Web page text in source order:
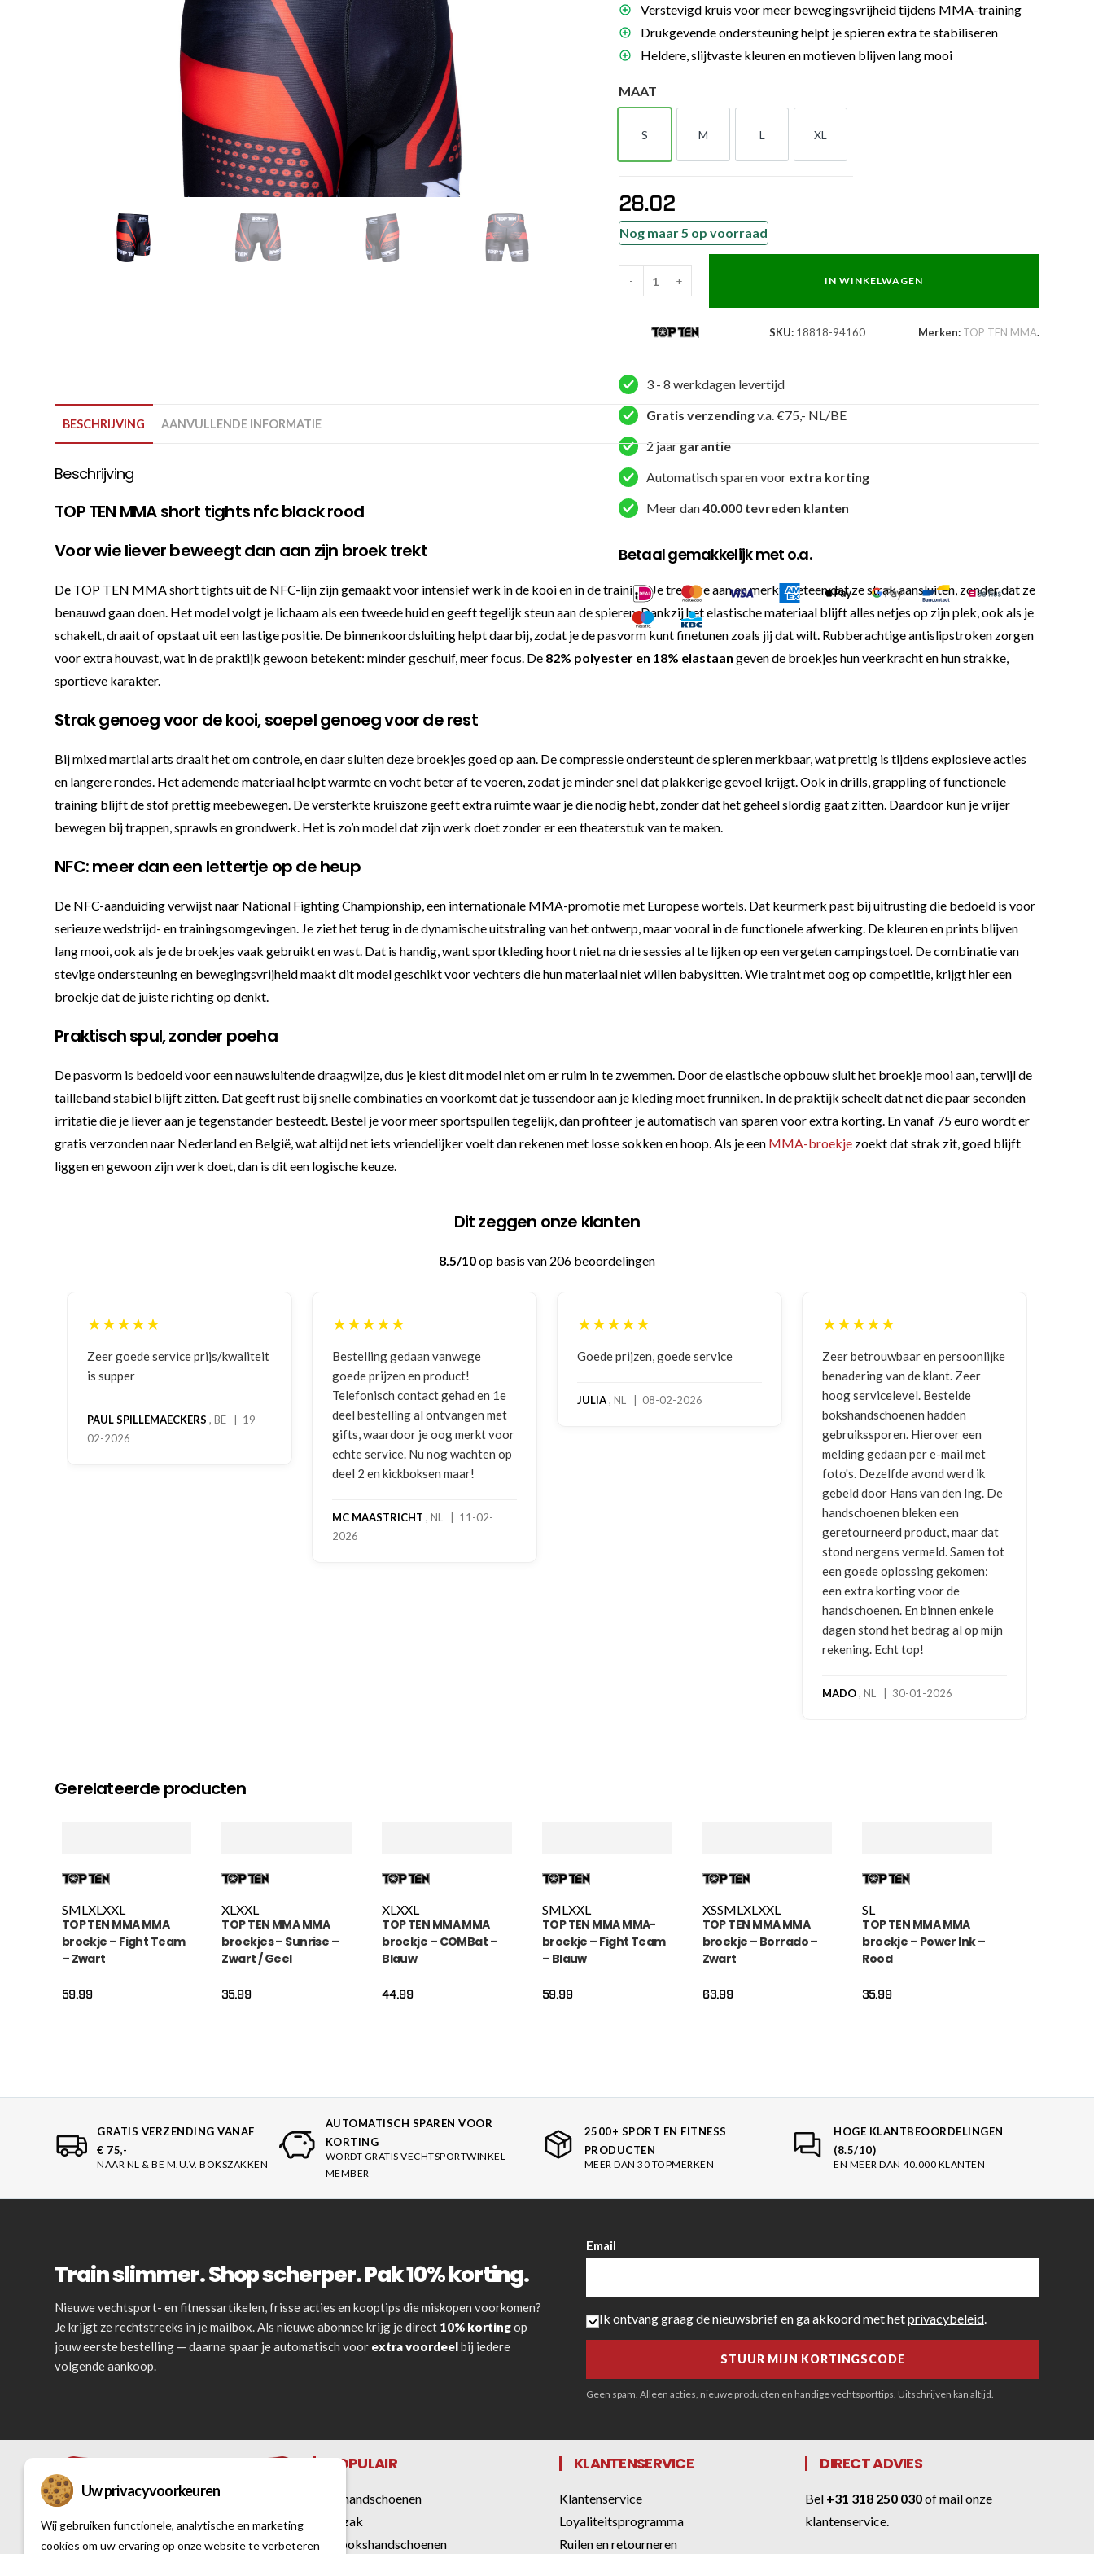
Voor dames
Zakhandschoenen
Trainingsartikelen
Bokszak
Bevestigingsmateriaal
bokszak
Bokspoppen
Stoot- en trapkussens
Verstevigd kruis voor meer bewegingsvrijheid tijdens MMA-training
Drukgevende ondersteuning helpt je spieren extra te stabiliseren
Heldere, slijtvaste kleuren en motieven blijven lang mooi
MAAT
S
S
M
M
L
L
XL
XL
28.02
Nog maar 5 op voorraad
broekjes
-
NFC
Zwart
/
aantal
- + IN WINKELWAGEN
SKU: 18818-94160 Merken: TOP TEN MMA.
3 - 8 werkdagen levertijd
Gratis verzendingv.a. €75,- NL/BE
2 jaar garantie
Automatisch sparen voor extra korting
Meer dan40.000 tevreden klanten
Betaal gemakkelijk met o.a.
BESCHRIJVING AANVULLENDE INFORMATIE
Beschrijving
TOP TEN MMA short tights nfc black rood
Voor wie liever beweegt dan aan zijn broek trekt
De TOP TEN MMA short tights uit de NFC-lijn zijn gemaakt voor intensief werk in de kooi en in de training. Je trekt ze aan en merkt meteen dat ze strak aansluiten, zonder dat ze
benauwd gaan doen. Het model volgt je lichaam als een tweede huid en geeft tegelijk steun aan de spieren. Dankzij het elastische materiaal blijft alles netjes op zijn plek, ook als je
schakelt, draait of opstaat uit een lastige positie. De binnenkoordsluiting helpt daarbij, zodat je de pasvorm kunt finetunen zoals jij dat wilt. Rubberachtige antislipstroken zorgen
voor extra houvast, wat in de praktijk gewoon betekent: minder geschuif, meer focus. De 82% polyester en 18% elastaan geven de broekjes hun veerkracht en hun strakke,
sportieve karakter.
Strak genoeg voor de kooi, soepel genoeg voor de rest
Bij mixed martial arts draait het om controle, en daar sluiten deze broekjes goed op aan. De compressie ondersteunt de spieren merkbaar, wat prettig is tijdens explosieve acties
en langere rondes. Het ademende materiaal helpt warmte en vocht beter af te voeren, zodat je minder snel dat plakkerige gevoel krijgt. Ook in drills, grappling of functionele
training blijft de stof prettig meebewegen. De versterkte kruiszone geeft extra ruimte waar je die nodig hebt, zonder dat het geheel slordig gaat zitten. Daardoor kun je vrijer
bewegen bij trappen, sprawls en grondwerk. Het is zo’n model dat zijn werk doet zonder er een theaterstuk van te maken.
NFC: meer dan een lettertje op de heup
De NFC-aanduiding verwijst naar National Fighting Championship, een internationale MMA-promotie met Europese wortels. Dat keurmerk past bij uitrusting die bedoeld is voor
serieuze wedstrijd- en trainingsomgevingen. Je ziet het terug in de dynamische uitstraling van het ontwerp, maar vooral in de functionele afwerking. De kleuren en prints blijven
lang mooi, ook als je de broekjes vaak gebruikt en wast. Dat is handig, want sportkleding hoort niet na drie sessies al te lijken op een vergeten campingstoel. De combinatie van
stevige ondersteuning en bewegingsvrijheid maakt dit model geschikt voor vechters die hun materiaal niet willen babysitten. Wie traint met oog op competitie, krijgt hier een
broekje dat de juiste richting op denkt.
Praktisch spul, zonder poeha
De pasvorm is bedoeld voor een nauwsluitende draagwijze, dus je kiest dit model niet om er ruim in te zwemmen. Door de elastische opbouw sluit het broekje mooi aan, terwijl de
tailleband stabiel blijft zitten. Dat geeft rust bij snelle combinaties en voorkomt dat je tussendoor aan je kleding moet frunniken. In de praktijk scheelt dat net die paar seconden
irritatie die je liever aan je tegenstander besteedt. Bestel je voor meer sportspullen tegelijk, dan profiteer je automatisch van sparen voor extra korting. En vanaf 75 euro wordt er
gratis verzonden naar Nederland en België, wat altijd net iets vriendelijker voelt dan rekenen met losse sokken en hoop. Als je een MMA-broekje zoekt dat strak zit, goed blijft
liggen en gewoon zijn werk doet, dan is dit een logische keuze.
Dit zeggen onze klanten
8.5/10op basis van 206 beoordelingen
★★★★★
Bestelling gedaan vanwege
goede prijzen en product!
deel bestelling al ontvangen met
gifts, waardoor je oog merkt voor
★★★★★
Goede prijzen, goede service
JULIA, NL | 08-02-2026
★★★★★
Zeer betrouwbaar en persoonlijke
hoog servicelevel. Bestelde
★★★★★
Goede communicatie, artikel goed
ontvangen
NICO VERMUNICHT , BE | 29-01-
2026
Gerelateerde producten
SMLXLXXL
TOP TEN MMA MMA
broekje – Fight Team
– Zwart
59.99
XLXXL
TOP TEN MMA MMA
broekjes – Sunrise –
Zwart / Geel
35.99
XLXXL
TOP TEN MMA MMA
broekje – COMBat –
Blauw
44.99
SMLXXL
TOP TEN MMA MMA-
broekje – Fight Team
– Blauw
59.99
XSSMLXLXXL
TOP TEN MMA MMA
broekje – Borrado –
Zwart
63.99
SL
TOP TEN MMA MMA
broekje – Power Ink –
Rood
35.99
GRATIS VERZENDING VANAF
€ 75,-
NAAR NL & BE M.U.V. BOKSZAKKEN
AUTOMATISCH SPAREN VOOR
KORTING
WORDT GRATIS VECHTSPORTWINKEL
MEMBER
2500+ SPORT EN FITNESS
PRODUCTEN
MEER DAN 30 TOPMERKEN
HOGE KLANTBEOORDELINGEN
(8.5/10)
EN MEER DAN 40.000 KLANTEN
Train slimmer. Shop scherper. Pak 10% korting.
Nieuwe vechtsport- en fitnessartikelen, frisse acties en kooptips die miskopen voorkomen?
Je krijgt ze rechtstreeks in je mailbox. Als nieuwe abonnee krijg je direct 10% kortingop
jouw eerste bestelling — daarna spaar je automatisch voor extra voordeelbij iedere
volgende aankoop.
Email
Ik ontvang graag de nieuwsbrief en ga akkoord met hetprivacybeleid.
Geen spam. Alleen acties, nieuwe producten en handige vechtsporttips. Uitschrijven kan altijd.
POPULAIR
Bokshandschoenen
Bokszak
Kickbokshandschoenen
KLANTENSERVICE
Klantenservice
Loyaliteitsprogramma
Ruilen en retourneren
DIRECT ADVIES
Bel +31 318 250 030ofmail onze
klantenservice
Uw privacyvoorkeuren
Wij gebruiken functionele, analytische en marketing
cookies om uw ervaring op onze website te verbeteren